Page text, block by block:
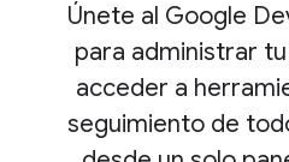
Únete al Google
para administrar
acceder a
seguimiento de